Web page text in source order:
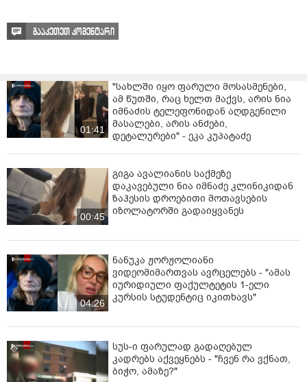
ცნობისთვის, 5 აგვისტოს ლონდონში მატჩი
Game4Ukraine გაიმართება, რომლის მიზანი
გააკეთეთ კომენტარი
01:41
"სახლში იყო ფარული მოსასმენები,
ამ წუთში, რაც ხელთ მაქვს, არის ნია
იმნაძის ტელეფონიდან აღდგენილი
მასალები, არის ანძები,
დეტალურები" - ეკა კუპატაძე
00:45
გიგა ავალიანის საქმეზე
დაკავებული ნია იმნაძე კლინიკიდან
ზაჰესის დროებითი მოთავსების
იზოლატორში გადაიყვანეს
04:26
ნანუკა ჟორჟოლიანი
ვიდეომიმართვას ავრცელებს - "ამას
იურიდიული ფაქულტეტის 1-ელი
კურსის სტუდენტიც იკითხავს"
სუს-ი ფარულად გადაღებულ
კადრებს აქვეყნებს - "ჩვენ რა ვქნათ,
ბიჭო, ამაზე?"